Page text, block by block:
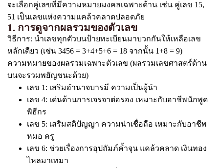
จะเลือกคู่เลขที่มีความหมายมงคลเฉพาะด้าน เช่น คู่เลข 15,
51 เป็นเลขแห่งความแคล้วคลาดปลอดภัย
1. การดูจากผลรวมของตัวเลข
วิธีการ: นำเลขทุกตัวบนป้ายทะเบียนมาบวกกันให้เหลือเลข
หลักเดียว (เช่น 3456 = 3+4+5+6 = 18 จากนั้น 1+8 = 9)
ความหมายของผลรวมเฉพาะตัวเลข (ผลรวมเลขศาสตร์ด้าน
บนจะรวมพยัญชนะด้วย)
เลข 1: เสริมอำนาจบารมี ความเป็นผู้นำ
เลข 4: เด่นด้านการเจรจาต่อรอง เหมาะกับอาชีพนักพูด
พิธีกร
เลข 5: เสริมสติปัญญา ความน่าเชื่อถือ เหมาะกับอาชีพ
หมอ ครู
เลข 6: ช่วยเรื่องการอุปถัมภ์ค้ำจุน แคล้วคลาด เงินทอง
ไหลมาเทมา